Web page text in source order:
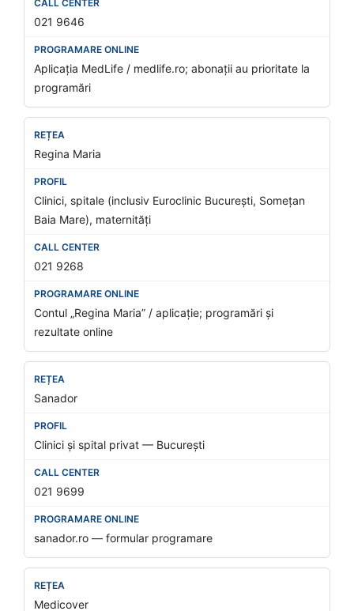
021 9646
Aplicația MedLife / medlife.ro; abonații au prioritate la
programări
Regina Maria
Clinici, spitale (inclusiv Euroclinic București, Somețan
Baia Mare), maternități
021 9268
Contul „Regina Maria” / aplicație; programări și
rezultate online
Sanador
Clinici și spital privat — București
021 9699
sanador.ro — formular programare
Medicover